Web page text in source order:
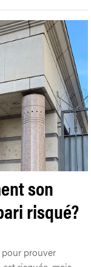
son
risqué?
prouver